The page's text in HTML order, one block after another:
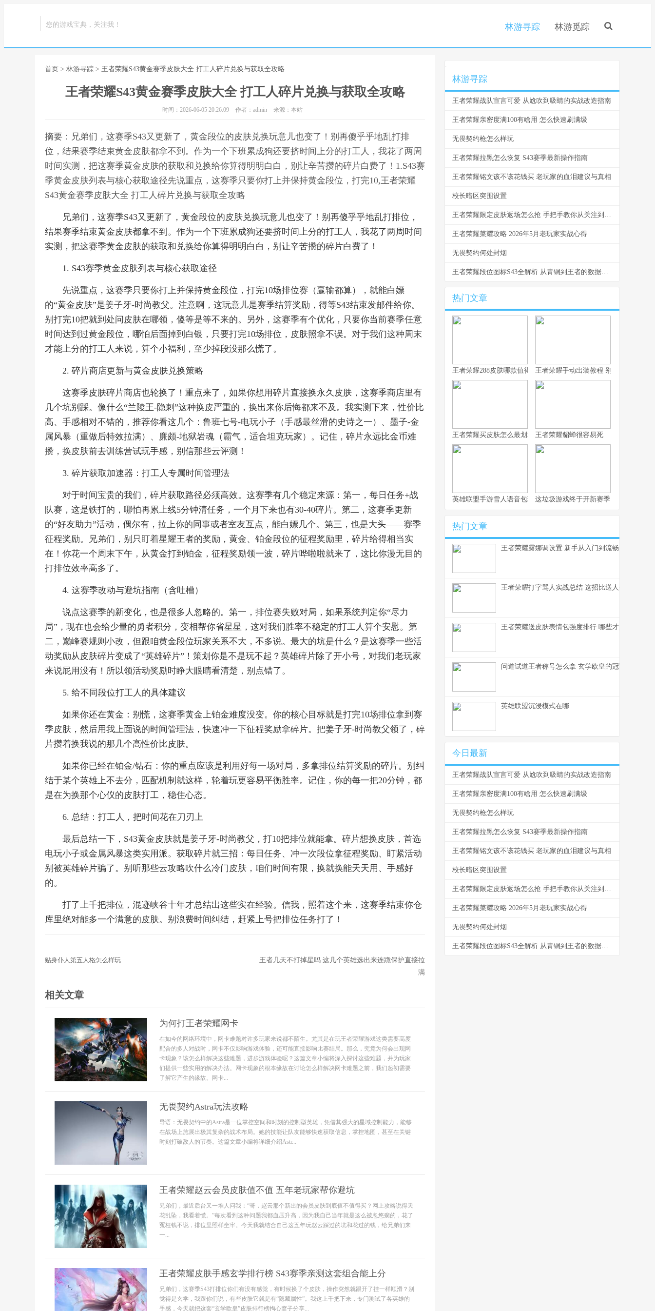
您的游戏宝典，关注我！ 林游寻踪 林游觅踪
首页 > 林游寻踪 > 王者荣耀S43黄金赛季皮肤大全 打工人碎片兑换与获取全攻略
王者荣耀S43黄金赛季皮肤大全 打工人碎片兑换与获取全攻略
时间：2026-06-05 20:26:09 作者：admin 来源：本站
摘要：兄弟们，这赛季S43又更新了，黄金段位的皮肤兑换玩意儿也变了！别再傻乎乎地乱打排
位，结果赛季结束黄金皮肤都拿不到。作为一个下班累成狗还要挤时间上分的打工人，我花了两周
时间实测，把这赛季黄金皮肤的获取和兑换给你算得明明白白，别让辛苦攒的碎片白费了！1.S43赛
季黄金皮肤列表与核心获取途径先说重点，这赛季只要你打上并保持黄金段位，打完10,王者荣耀
S43黄金赛季皮肤大全 打工人碎片兑换与获取全攻略
兄弟们，这赛季S43又更新了，黄金段位的皮肤兑换玩意儿也变了！别再傻乎乎地乱打排位，
结果赛季结束黄金皮肤都拿不到。作为一个下班累成狗还要挤时间上分的打工人，我花了两周时间
实测，把这赛季黄金皮肤的获取和兑换给你算得明明白白，别让辛苦攒的碎片白费了！
1. S43赛季黄金皮肤列表与核心获取途径
先说重点，这赛季只要你打上并保持黄金段位，打完10场排位赛（赢输都算），就能白嫖
的“黄金皮肤”是姜子牙-时尚教父。注意啊，这玩意儿是赛季结算奖励，得等S43结束发邮件给你。
别打完10把就到处问皮肤在哪领，傻等是等不来的。另外，这赛季有个优化，只要你当前赛季任意
时间达到过黄金段位，哪怕后面掉到白银，只要打完10场排位，皮肤照拿不误。对于我们这种周末
才能上分的打工人来说，算个小福利，至少掉段没那么慌了。
2. 碎片商店更新与黄金皮肤兑换策略
这赛季皮肤碎片商店也轮换了！重点来了，如果你想用碎片直接换永久皮肤，这赛季商店里有
几个坑别踩。像什么“兰陵王-隐刺”这种换皮严重的，换出来你后悔都来不及。我实测下来，性价比
高、手感相对不错的，推荐你看这几个：鲁班七号-电玩小子（手感最丝滑的史诗之一）、墨子-金
属风暴（重做后特效拉满）、廉颇-地狱岩魂（霸气，适合坦克玩家）。记住，碎片永远比金币难
攒，换皮肤前去训练营试玩手感，别信那些云评测！
3. 碎片获取加速器：打工人专属时间管理法
对于时间宝贵的我们，碎片获取路径必须高效。这赛季有几个稳定来源：第一，每日任务+战
队赛，这是铁打的，哪怕再累上线5分钟清任务，一个月下来也有30-40碎片。第二，这赛季更新
的“好友助力”活动，偶尔有，拉上你的同事或者室友互点，能白嫖几个。第三，也是大头——赛季
征程奖励。兄弟们，别只盯着星耀王者的奖励，黄金、铂金段位的征程奖励里，碎片给得相当实
在！你花一个周末下午，从黄金打到铂金，征程奖励领一波，碎片哗啦啦就来了，这比你漫无目的
打排位效率高多了。
4. 这赛季改动与避坑指南（含吐槽）
说点这赛季的新变化，也是很多人忽略的。第一，排位赛失败对局，如果系统判定你“尽力
局”，现在也会给少量的勇者积分，变相帮你省星星，这对我们胜率不稳定的打工人算个安慰。第
二，巅峰赛规则小改，但跟咱黄金段位玩家关系不大，不多说。最大的坑是什么？是这赛季一些活
动奖励从皮肤碎片变成了“英雄碎片”！策划你是不是玩不起？英雄碎片除了开小号，对我们老玩家
来说屁用没有！所以领活动奖励时睁大眼睛看清楚，别点错了。
5. 给不同段位打工人的具体建议
如果你还在黄金：别慌，这赛季黄金上铂金难度没变。你的核心目标就是打完10场排位拿到赛
季皮肤，然后用我上面说的时间管理法，快速冲一下征程奖励拿碎片。把姜子牙-时尚教父领了，碎
片攒着换我说的那几个高性价比皮肤。
如果你已经在铂金/钻石：你的重点应该是利用好每一场对局，多拿排位结算奖励的碎片。别纠
结于某个英雄上不去分，匹配机制就这样，轮着玩更容易平衡胜率。记住，你的每一把20分钟，都
是在为换那个心仪的皮肤打工，稳住心态。
6. 总结：打工人，把时间花在刀刃上
最后总结一下，S43黄金皮肤就是姜子牙-时尚教父，打10把排位就能拿。碎片想换皮肤，首选
电玩小子或金属风暴这类实用派。获取碎片就三招：每日任务、冲一次段位拿征程奖励、盯紧活动
别被英雄碎片骗了。别听那些云攻略吹什么冷门皮肤，咱们时间有限，换就换能天天用、手感好
的。
打了上千把排位，混迹峡谷十年才总结出这些实在经验。信我，照着这个来，这赛季结束你仓
库里绝对能多一个满意的皮肤。别浪费时间纠结，赶紧上号把排位任务打了！
贴身仆人第五人格怎么样玩
王者几天不打掉星吗 这几个英雄选出来连跪保护直接拉
满
相关文章
为何打王者荣耀网卡
在如今的网络环境中，网卡难题对许多玩家来说都不陌生。尤其是在玩王者荣耀游戏这类需要高度
配合的多人对战时，网卡不仅影响游戏体验，还可能直接影响比赛结局。那么，究竟为何会出现网
卡现象？该怎么样解决这些难题，进步游戏体验呢？这篇文章小编将深入探讨这些难题，并为玩家
们提供一些实用的解决办法。网卡现象的根本缘故在讨论怎么样解决网卡难题之前，我们起初需要
了解它产生的缘故。网卡...
无畏契约Astra玩法攻略
导语：无畏契约中的Astra是一位掌控空间和时刻的控制型英雄，凭借其强大的星域控制能力，能够
在战场上施展出极其复杂的战术布局。她的技能让队友能够快速获取信息，掌控地图，甚至在关键
时刻打破敌人的节奏。这篇文章小编将详细介绍Astr...
王者荣耀赵云会员皮肤值不值 五年老玩家帮你避坑
兄弟们，最近后台又一堆人问我：“哥，赵云那个新出的会员皮肤到底值不值得买？网上攻略说得天
花乱坠，我看着慌。”每次看到这种问题我都血压升高，因为我自己当年就是这么被忽悠瘸的，花了
冤枉钱不说，排位里照样坐牢。今天我就结合自己这五年玩赵云踩过的坑和花过的钱，给兄弟们来
一...
王者荣耀皮肤手感玄学排行榜 S43赛季亲测这套组合能上分
兄弟们，这赛季S43打排位你们有没有感觉，有时候换了个皮肤，操作突然就跟开了挂一样顺滑？别
觉得是玄学，我跟你们说，有些皮肤它就是有“隐藏属性”。我这上千把下来，专门测试了各英雄的
手感，今天就把这套“玄学欧皇”皮肤排行榜掏心窝子分享...
.
林游寻踪
王者荣耀战队宣言可爱 从尬吹到吸睛的实战改造指南
王者荣耀亲密度满100有啥用 怎么快速刷满级
无畏契约枪怎么样玩
王者荣耀拉黑怎么恢复 S43赛季最新操作指南
王者荣耀铭文该不该花钱买 老玩家的血泪建议与真相
校长暗区突围设置
王者荣耀限定皮肤返场怎么抢 手把手教你从关注到入手
王者荣耀菜耀攻略 2026年5月老玩家实战心得
无畏契约何处封烟
王者荣耀段位图标S43全解析 从青铜到王者的数据与实战洞察
热门文章
王者荣耀288皮肤哪款值得换 S43碎片商店更新速报
王者荣耀手动出装教程 别让系统推荐坑
王者荣耀买皮肤怎么最划算 从青铜到王者的省钱心路
王者荣耀貂蝉很容易死
英雄联盟手游雪人语音包玩法全解析这垃圾游戏终于开新赛季了，不写篇攻
热门文章
王者荣耀露娜调设置 新手从入门到流畅
王者荣耀打字骂人实战总结 这招比送人头还毒
王者荣耀送皮肤表情包强度排行 哪些才是真正的社
问道试道王者称号怎么拿 玄学欧皇的冠军玄学
英雄联盟沉浸模式在哪
今日最新
王者荣耀战队宣言可爱 从尬吹到吸睛的实战改造指南
王者荣耀亲密度满100有啥用 怎么快速刷满级
无畏契约枪怎么样玩
王者荣耀拉黑怎么恢复 S43赛季最新操作指南
王者荣耀铭文该不该花钱买 老玩家的血泪建议与真相
校长暗区突围设置
王者荣耀限定皮肤返场怎么抢 手把手教你从关注到入手
王者荣耀菜耀攻略 2026年5月老玩家实战心得
无畏契约何处封烟
王者荣耀段位图标S43全解析 从青铜到王者的数据与实战洞察